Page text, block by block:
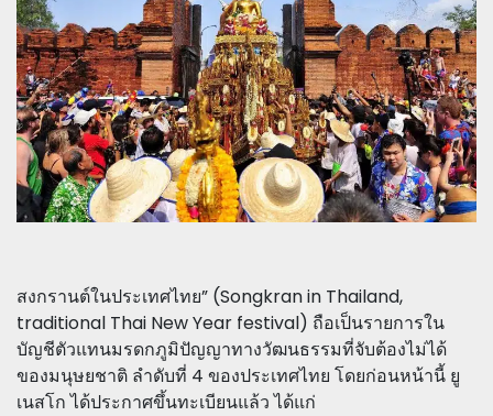
สงกรานต์ในประเทศไทย” (Songkran in Thailand,
traditional Thai New Year festival) ถือเป็นรายการใน
บัญชีตัวแทนมรดกภูมิปัญญาทางวัฒนธรรมที่จับต้องไม่ได้
ของมนุษยชาติ ลำดับที่ 4 ของประเทศไทย โดยก่อนหน้านี้ ยู
เนสโก ได้ประกาศขึ้นทะเบียนแล้ว ได้แก่